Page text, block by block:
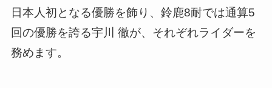
日本人初となる優勝を飾り、鈴鹿8耐では通算5
回の優勝を誇る宇川 徹が、それぞれライダーを
務めます。